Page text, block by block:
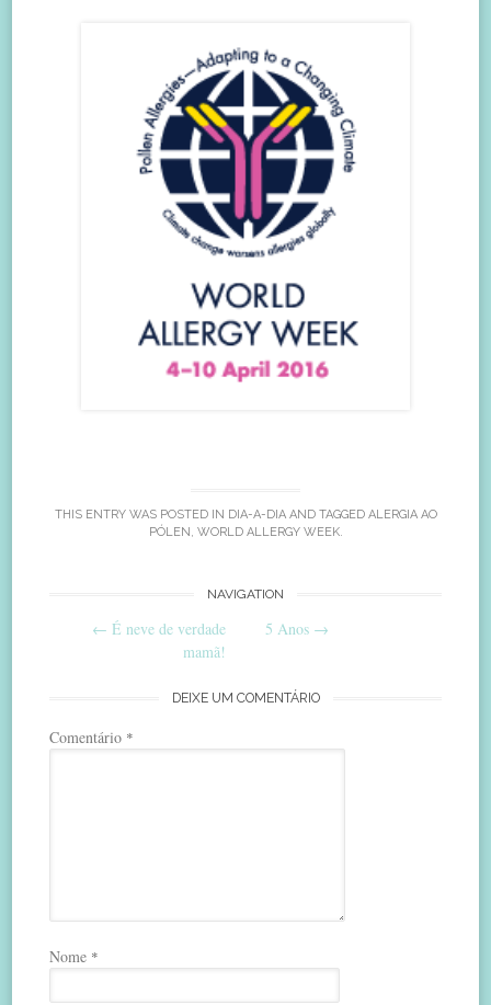
THIS ENTRY WAS POSTED IN DIA-A-DIAAND TAGGED ALERGIA AO
PÓLEN, WORLD ALLERGY WEEK.
navigation
NAVIGATION
← É neve de verdade
mamã!
5 Anos →
DEIXE UM COMENTÁRIO
Comentário *
Nome *